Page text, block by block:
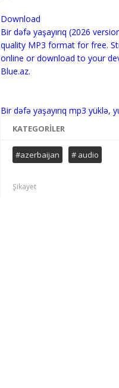
Download
Bir dəfə yaşayırıq (2026
quality MP3 format for free.
online or download to your
Blue.az.
KATEGORILER
#azerbaijan # audio
Şikayet